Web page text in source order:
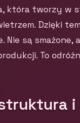
która tworzy w
Dzięki
Nie są
To